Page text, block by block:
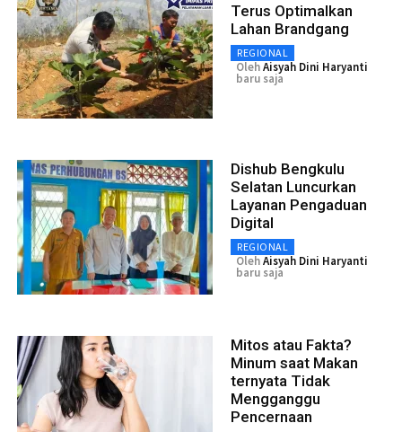
Terus Optimalkan
Lahan Brandgang
REGIONAL
OlehAisyah Dini Haryanti
baru saja
Dishub Bengkulu
Selatan Luncurkan
Layanan Pengaduan
Digital
REGIONAL
OlehAisyah Dini Haryanti
baru saja
Mitos atau Fakta?
Minum saat Makan
ternyata Tidak
Mengganggu
Pencernaan